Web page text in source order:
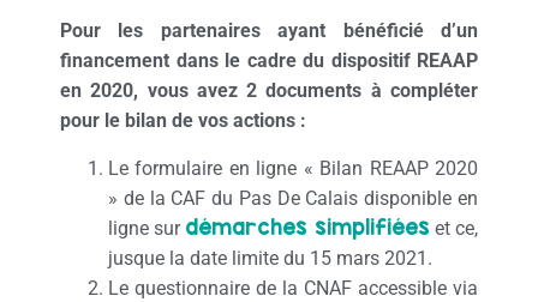
Pour les partenaires ayant bénéficié d’un
financement dans le cadre du dispositif REAAP
en 2020, vous avez 2 documents à compléter
pour le bilan de vos actions :
Le formulaire en ligne « Bilan REAAP 2020
» de la CAF du Pas De Calais disponible en
ligne sur démarches simplifiées et ce,
jusque la date limite du 15 mars 2021.
Le questionnaire de la CNAF accessible via